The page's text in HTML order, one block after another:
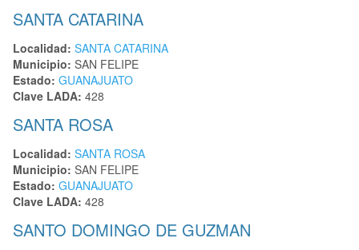
SANTA CATARINA
Localidad: SANTA CATARINA
Municipio: SAN FELIPE
Estado: GUANAJUATO
Clave LADA: 428
SANTA ROSA
Localidad: SANTA ROSA
Municipio: SAN FELIPE
Estado: GUANAJUATO
Clave LADA: 428
SANTO DOMINGO DE GUZMAN